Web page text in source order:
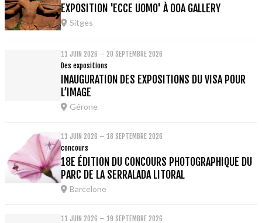
EXPOSITION 'ECCE UOMO' À OOA GALLERY
Sitges
11 JUIN 2026 – 20 SEPTEMBRE 2026
Des expositions
INAUGURATION DES EXPOSITIONS DU VISA POUR
L’IMAGE
Gérone
11 JUIN 2026 – 18 SEPTEMBRE 2026
concours
18E ÉDITION DU CONCOURS PHOTOGRAPHIQUE DU
PARC DE LA SERRALADA LITORAL
Barcelone
11 JUIN 2026 – 19 SEPTEMBRE 2026